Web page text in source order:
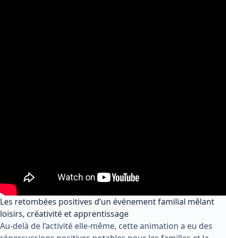
Les retombées positives d’un événement familial mêlant
loisirs, créativité et apprentissage
Au-delà de l’activité elle-même, cette animation a eu des